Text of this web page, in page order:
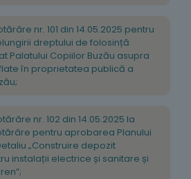
nr. 101 din 14.05.2025 pentru
dreptului de folosință
Palatului Copiilor Buzău asupra
în proprietatea publică a
nr. 102 din 14.05.2025 la
pentru aprobarea Planului
„Construire depozit
instalații electrice și sanitare și